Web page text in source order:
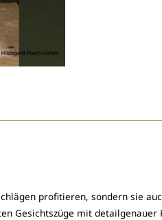
profitieren, sondern sie
Gesichtszüge mit detailgenauer